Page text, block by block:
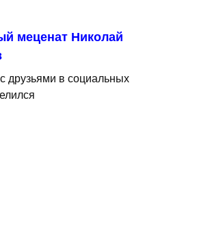
меценат Николай
друзьями в социальных